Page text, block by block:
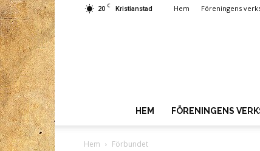
20 C Kristianstad Hem Föreningens
HEM FÖRENINGENS
Hem Förbundet